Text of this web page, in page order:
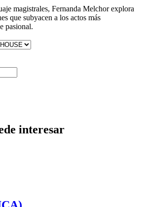
magistrales, Fernanda Melchor explora
que subyacen a los actos más
pasional.
interesar